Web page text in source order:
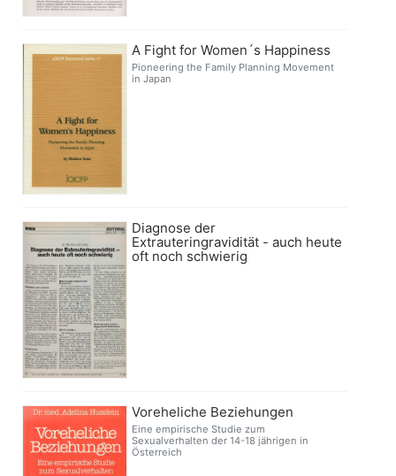
A Fight for Women´s Happiness
Pioneering the Family Planning Movement
in Japan
Diagnose der
Extrauteringravidität - auch heute
oft noch schwierig
Voreheliche Beziehungen
Eine empirische Studie zum
Sexualverhalten der 14-18 jährigen in
Österreich